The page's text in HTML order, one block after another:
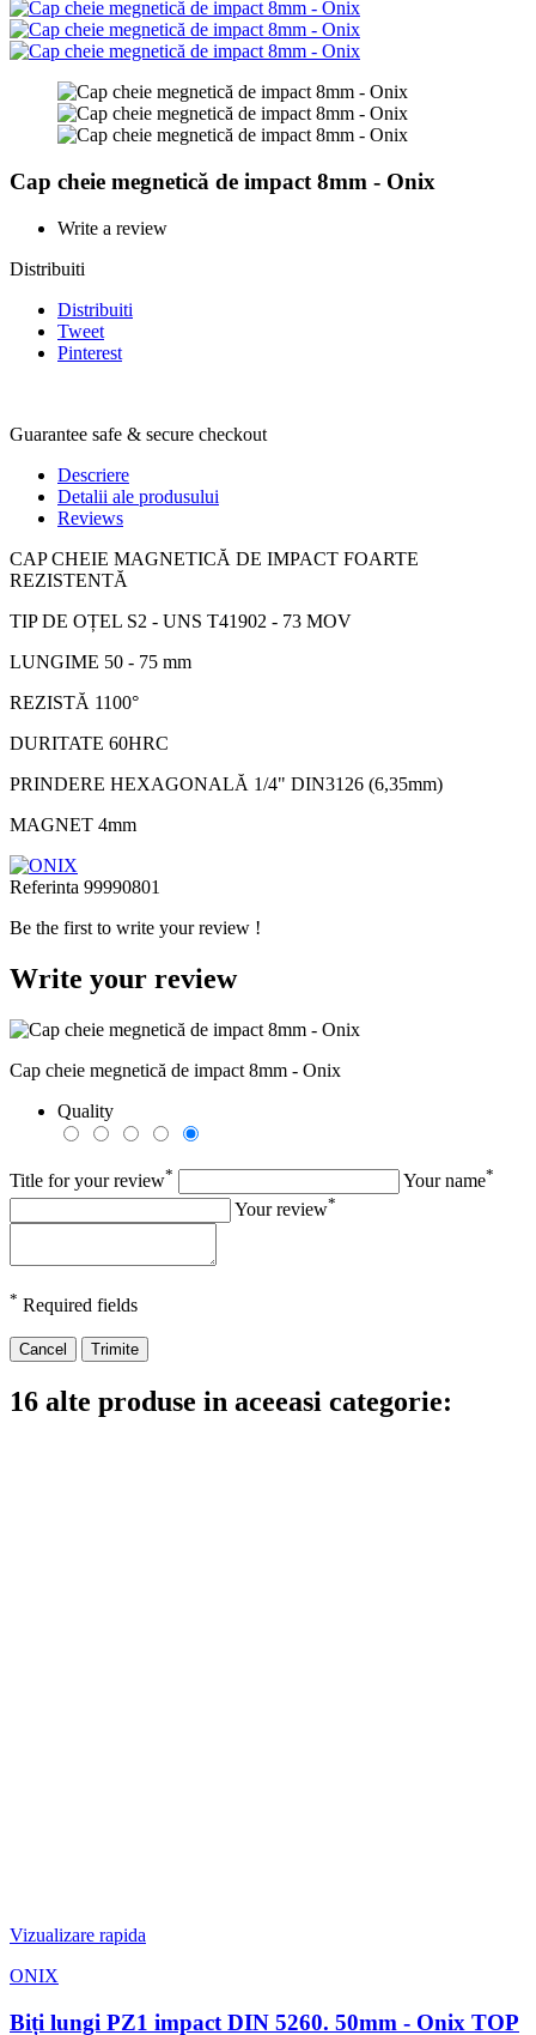
Cap cheie megnetică de impact 8mm - Onix
Write a review
Distribuiti
Distribuiti
Tweet
Pinterest
Guarantee safe & secure checkout
Descriere
Detalii ale produsului
Reviews
CAP CHEIE MAGNETICĂ DE IMPACT FOARTE
REZISTENTĂ
TIP DE OȚEL S2 - UNS T41902 - 73 MOV
LUNGIME 50 - 75 mm
REZISTĂ 1100°
DURITATE 60HRC
PRINDERE HEXAGONALĂ 1/4" DIN3126 (6,35mm)
MAGNET 4mm
Referinta 99990801
Be the first to write your review !
Write your review
Cap cheie megnetică de impact 8mm - Onix
Quality
Title for your review* Your name*
Your review*
* Required fields
Cancel Trimite
16 alte produse in aceeasi categorie:
Vizualizare rapida
ONIX
Biți lungi PZ1 impact DIN 5260. 50mm - Onix TOP